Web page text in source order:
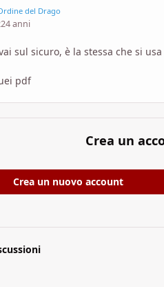
del Drago
4 anni
sul sicuro, è la stessa che si
pdf
Crea un
Crea un nuovo account